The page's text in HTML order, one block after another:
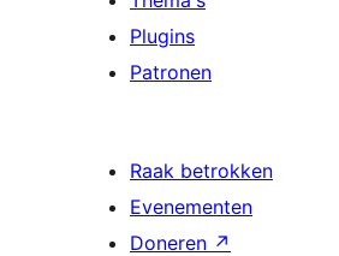
Plugins
Patronen
Raak betrokken
Evenementen
Doneren ↗